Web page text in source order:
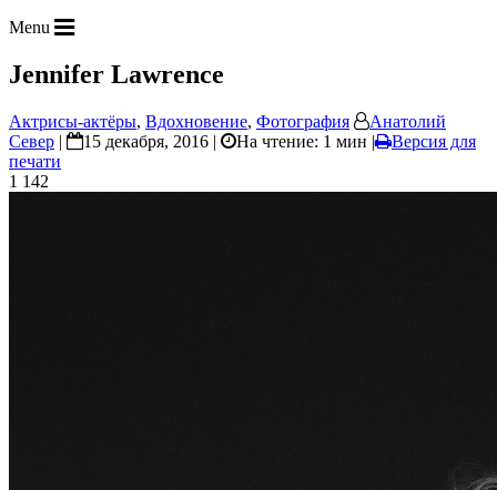
Menu
Jennifer Lawrence
Актрисы-актёры, Вдохновение, Фотография
Анатолий
Север | 15 декабря, 2016 | На чтение: 1 мин |
Версия для
печати
1 142